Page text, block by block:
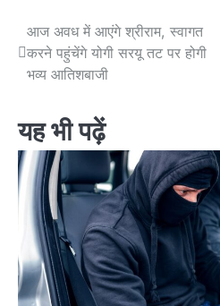
Post
navigation
आज अवध में आएंगे श्रीराम, स्वागत
करने पहुंचेंगे योगी सरयू तट पर होगी
भव्य आतिशबाजी
यह भी पढ़ें